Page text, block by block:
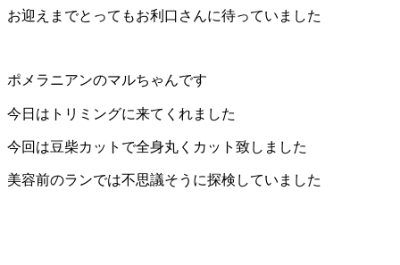
／
津
店）
｜
お迎えまでとってもお利口さんに待っていました
ポメラニアンのマルちゃんです
今日はトリミングに来てくれました
今回は豆柴カットで全身丸くカット致しました
美容前のランでは不思議そうに探検していました